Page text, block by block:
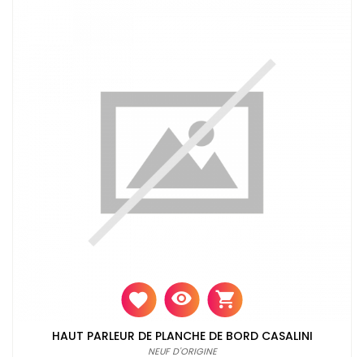
HAUT PARLEUR DE PLANCHE DE BORD CASALINI
NEUF D'ORIGINE